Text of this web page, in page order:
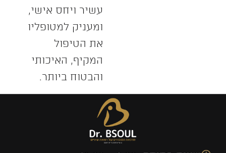
עשיר ויחס אישי,
ומעניק למטופליו
את הטיפול
המקיף, האיכותי
והבטוח ביותר.